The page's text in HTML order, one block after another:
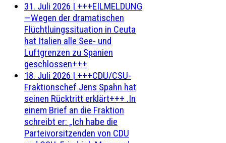
31. Juli 2026 | +++EILMELDUNG
—Wegen der dramatischen
Flüchtluingssituation in Ceuta
hat Italien alle See- und
Luftgrenzen zu Spanien
geschlossen+++
18. Juli 2026 | +++CDU/CSU-
Fraktionschef Jens Spahn hat
seinen Rücktritt erklärt+++ .In
einem Brief an die Fraktion
schreibt er: „Ich habe die
Parteivorsitzenden von CDU